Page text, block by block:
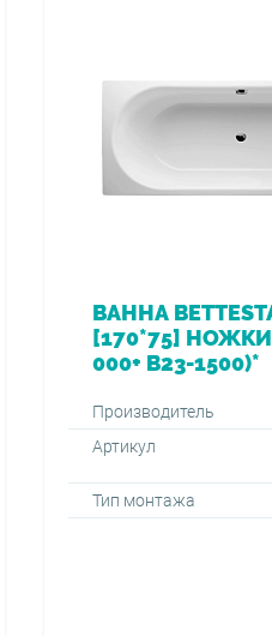
ВАННА
[170*75]
000+ B23-1500)*
Производитель
Артикул
Тип монтажа